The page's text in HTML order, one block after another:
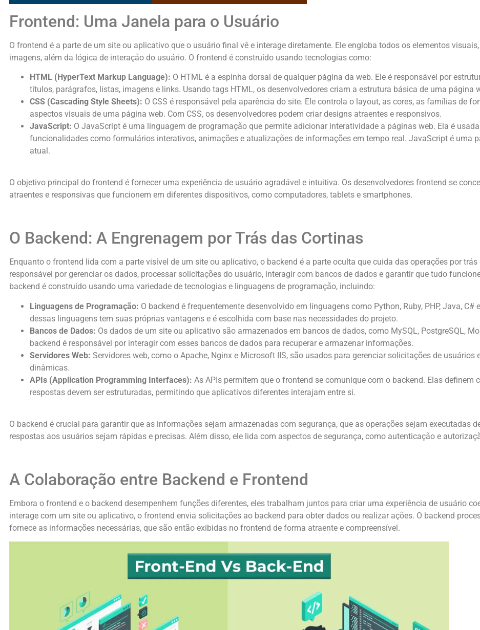
Frontend: Uma Janela para o Usuário
O frontend é a parte de um site ou aplicativo que o usuário final vê e interage diretamente. Ele engloba todos os elementos
imagens, além da lógica de interação do usuário. O frontend é construído usando tecnologias como:
HTML (HyperText Markup Language): O HTML é a espinha dorsal de qualquer página da web. Ele é responsável por
títulos, parágrafos, listas, imagens e links. Usando tags HTML, os desenvolvedores criam a estrutura básica de uma página
CSS (Cascading Style Sheets): O CSS é responsável pela aparência do site. Ele controla o layout, as cores, as famílias de
aspectos visuais de uma página web. Com CSS, os desenvolvedores podem criar designs atraentes e responsivos.
JavaScript: O JavaScript é uma linguagem de programação que permite adicionar interatividade a páginas web. Ela é
funcionalidades como formulários interativos, animações e atualizações de informações em tempo real. JavaScript é uma
atual.
O objetivo principal do frontend é fornecer uma experiência de usuário agradável e intuitiva. Os desenvolvedores frontend se
atraentes e responsivas que funcionem em diferentes dispositivos, como computadores, tablets e smartphones.
O Backend: A Engrenagem por Trás das Cortinas
Enquanto o frontend lida com a parte visível de um site ou aplicativo, o backend é a parte oculta que cuida das operações por trás
responsável por gerenciar os dados, processar solicitações do usuário, interagir com bancos de dados e garantir que tudo
backend é construído usando uma variedade de tecnologias e linguagens de programação, incluindo:
Linguagens de Programação: O backend é frequentemente desenvolvido em linguagens como Python, Ruby, PHP, Java, C#
dessas linguagens tem suas próprias vantagens e é escolhida com base nas necessidades do projeto.
Bancos de Dados: Os dados de um site ou aplicativo são armazenados em bancos de dados, como MySQL, PostgreSQL,
backend é responsável por interagir com esses bancos de dados para recuperar e armazenar informações.
Servidores Web: Servidores web, como o Apache, Nginx e Microsoft IIS, são usados para gerenciar solicitações de usuários
dinâmicas.
APIs (Application Programming Interfaces): As APIs permitem que o frontend se comunique com o backend. Elas definem
respostas devem ser estruturadas, permitindo que aplicativos diferentes interajam entre si.
O backend é crucial para garantir que as informações sejam armazenadas com segurança, que as operações sejam executadas
respostas aos usuários sejam rápidas e precisas. Além disso, ele lida com aspectos de segurança, como autenticação e
A Colaboração entre Backend e Frontend
Embora o frontend e o backend desempenhem funções diferentes, eles trabalham juntos para criar uma experiência de usuário
interage com um site ou aplicativo, o frontend envia solicitações ao backend para obter dados ou realizar ações. O backend
fornece as informações necessárias, que são então exibidas no frontend de forma atraente e compreensível.